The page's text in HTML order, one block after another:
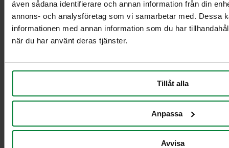
även sådana identifierare och annan information från din
annons- och analysföretag som vi samarbetar med. Dessa
informationen med annan information som du har
när du har använt deras tjänster.
Tillåt alla
Anpassa
Avvisa
Vagn 21-29L
behållare
Vagn 2 x 21-29L
behållare
x 60L
Vagnar behållare
90 L